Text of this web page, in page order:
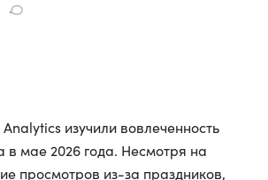
изучили вовлеченность
в мае 2026 года. Несмотря на
просмотров из-за праздников,